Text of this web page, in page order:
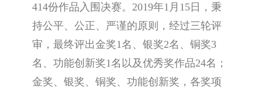
414份作品入围决赛。2019年1月15日，秉
持公平、公正、严谨的原则，经过三轮评
审，最终评出金奖1名、银奖2名、铜奖3
名、功能创新奖1名以及优秀奖作品24名；
金奖、银奖、铜奖、功能创新奖，各奖项